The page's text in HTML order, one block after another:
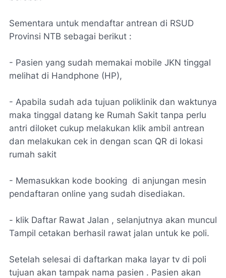
Sementara untuk mendaftar antrean di RSUD
Provinsi NTB sebagai berikut :
- Pasien yang sudah memakai mobile JKN tinggal
melihat di Handphone (HP),
- Apabila sudah ada tujuan poliklinik dan waktunya
maka tinggal datang ke Rumah Sakit tanpa perlu
antri diloket cukup melakukan klik ambil antrean
dan melakukan cek in dengan scan QR di lokasi
rumah sakit
- Memasukkan kode booking di anjungan mesin
pendaftaran online yang sudah disediakan.
- klik Daftar Rawat Jalan , selanjutnya akan muncul
Tampil cetakan berhasil rawat jalan untuk ke poli.
Setelah selesai di daftarkan maka layar tv di poli
tujuan akan tampak nama pasien . Pasien akan